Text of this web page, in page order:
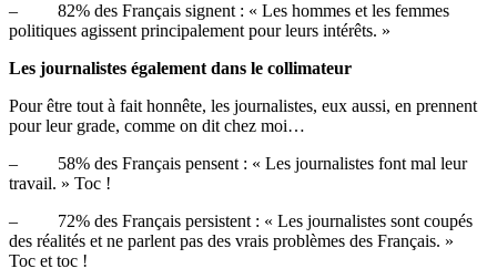
– 82% des Français signent : « Les hommes et les femmes
politiques agissent principalement pour leurs intérêts. »
Les journalistes également dans le collimateur
Pour être tout à fait honnête, les journalistes, eux aussi, en prennent
pour leur grade, comme on dit chez moi…
– 58% des Français pensent : « Les journalistes font mal leur
travail. » Toc !
– 72% des Français persistent : « Les journalistes sont coupés
des réalités et ne parlent pas des vrais problèmes des Français. »
Toc et toc !